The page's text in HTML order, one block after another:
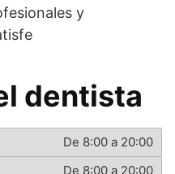
y
dentista
De 8:00 a 20:00
De 8:00 a 20:00